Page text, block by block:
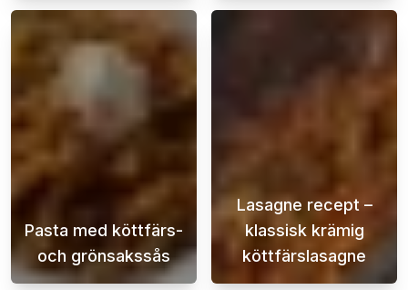
Pasta med köttfärs-
och grönsakssås
Pasta med köttfärs- och grönsakssås är
Lasagne recept –
klassisk krämig
köttfärslasagne
En krämig